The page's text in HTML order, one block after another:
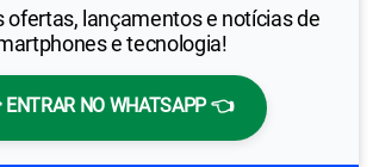
ofertas, lançamentos e notícias de
e tecnologia!
NO WHATSAPP 👈